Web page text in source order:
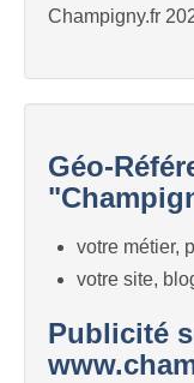
Champigny.fr
Géo-
votre métier,
votre site,
Publicité